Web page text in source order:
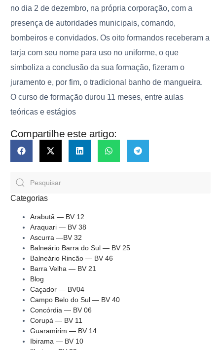
no dia 2 de dezembro, na própria corporação, com a
presença de autoridades municipais, comando,
bombeiros e convidados. Os oito formandos receberam a
tarja com seu nome para uso no uniforme, o que
simboliza a conclusão da sua formação, fizeram o
juramento e, por fim, o tradicional banho de mangueira.
O curso de formação durou 11 meses, entre aulas
teóricas e estágios
Compartilhe este artigo:
Categorias
Arabutã — BV 12
Araquari — BV 38
Ascurra —BV 32
Balneário Barra do Sul — BV 25
Balneário Rincão — BV 46
Barra Velha — BV 21
Blog
Caçador — BV04
Campo Belo do Sul — BV 40
Concórdia — BV 06
Corupá — BV 11
Guaramirim — BV 14
Ibirama — BV 10